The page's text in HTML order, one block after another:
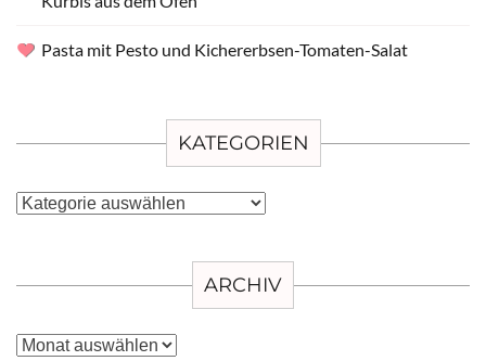
Pasta mit Pesto und Kichererbsen-Tomaten-Salat
KATEGORIEN
Kategorien
ARCHIV
Archiv